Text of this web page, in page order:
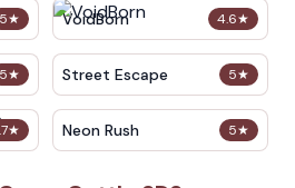
5★ 4.6★
VoidBorn
5★ 5★
Street Escape
★ 5★
Neon Rush